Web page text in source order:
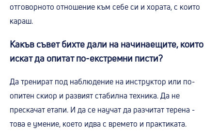
отговорното отношение към себе си и хората, с които
караш.
Какъв съвет бихте дали на начинаещите, които
искат да опитат по-екстремни писти?
Да тренират под наблюдение на инструктор или по-
опитен скиор и развият стабилна техника. Да не
прескачат етапи. И да се научат да разчитат терена -
това е умение, което идва с времето и практиката.